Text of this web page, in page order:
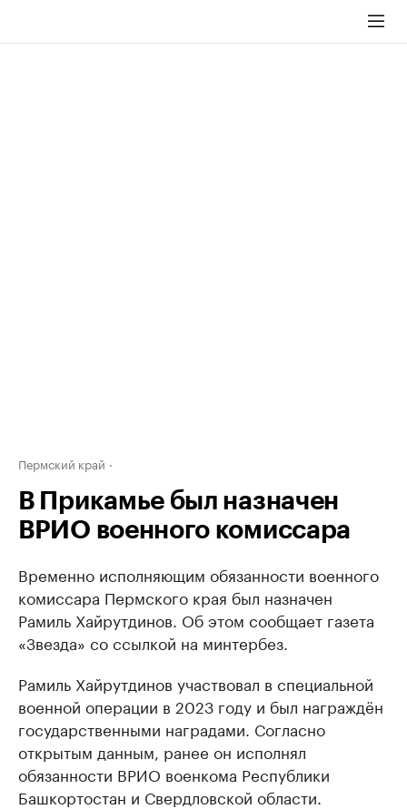
Пермский край
В Прикамье был назначен
ВРИО военного комиссара
Временно исполняющим обязанности военного
комиссара Пермского края был назначен
Рамиль Хайрутдинов. Об этом сообщает газета
«Звезда» со ссылкой на минтербез.
Рамиль Хайрутдинов участвовал в специальной
военной операции в 2023 году и был награждён
государственными наградами. Согласно
открытым данным, ранее он исполнял
обязанности ВРИО военкома Республики
Башкортостан и Свердловской области.